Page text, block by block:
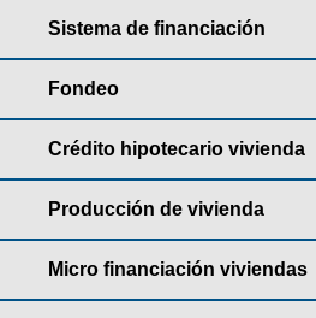
Sistema de financiación
Fondeo
Crédito hipotecario vivienda
Producción de vivienda
Micro financiación viviendas